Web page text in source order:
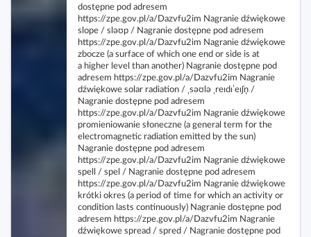
dostępne pod adresem
https://zpe.gov.pl/a/Dazvfu2im Nagranie dźwiękowe
slope / sləʊp / Nagranie dostępne pod adresem
https://zpe.gov.pl/a/Dazvfu2im Nagranie dźwiękowe
zbocze (a surface of which one end or side is at
a higher level than another) Nagranie dostępne pod
adresem https://zpe.gov.pl/a/Dazvfu2im Nagranie
dźwiękowe solar radiation / ˌsəʊlə ˌreɪdɪˈeɪʃn̩ /
Nagranie dostępne pod adresem
https://zpe.gov.pl/a/Dazvfu2im Nagranie dźwiękowe
promieniowanie słoneczne (a general term for the
electromagnetic radiation emitted by the sun)
Nagranie dostępne pod adresem
https://zpe.gov.pl/a/Dazvfu2im Nagranie dźwiękowe
spell / spel / Nagranie dostępne pod adresem
https://zpe.gov.pl/a/Dazvfu2im Nagranie dźwiękowe
krótki okres (a period of time for which an activity or
condition lasts continuously) Nagranie dostępne pod
adresem https://zpe.gov.pl/a/Dazvfu2im Nagranie
dźwiękowe spread / spred / Nagranie dostępne pod